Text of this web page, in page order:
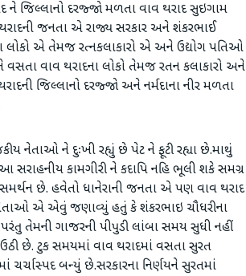
ને જિલ્લાનો દરજ્જો મળતા વાવ થરાદ સુઇગામ
જનતા એ રાજ્ય સરકાર અને શંકરભાઈ
લોકો એ તેમજ રત્નકલાકારો એ અને ઉદ્યોગ પતિઓ
વાવ થરાદના લોકો તેમજ રતન કલાકારો અને
જિલ્લાનો દરજ્જો અને નર્મદાના નીર મળતા
નેતાઓ ને દુઃખી રહ્યું છે પેટ ને ફૂટી રહ્યા છે.માથું
કામગીરી ને કદાપિ નહિ ભૂલી શકે સમગ્ર
છે. હવેતો ધાનેરાની જનતા એ પણ વાવ થરાદ
નેતાઓ એ એવું જણાવ્યું હતું કે શંકરભાઇ ચૌધરીના
તેમની ગાજરની પીપુડી લાંબા સમય સુધી નહીં
છે. ટુક સમયમાં વાવ થરાદમાં વસતા સુરત
બન્યું છે.સરકારના નિર્ણયને સુરતમાં